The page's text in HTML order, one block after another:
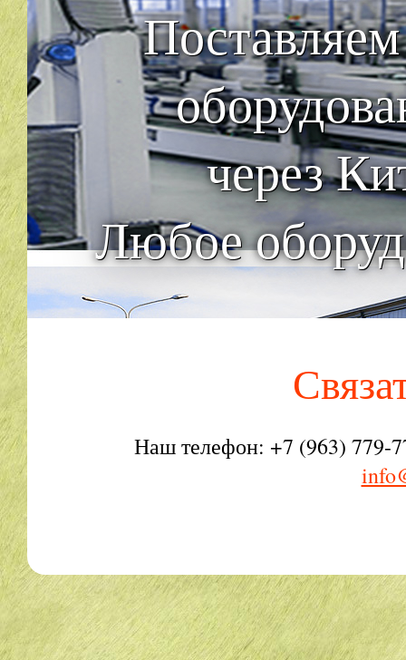
через
Любое
Наш телефон: +7 (963) 779-